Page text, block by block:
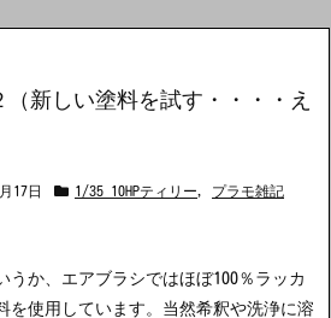
（新しい塗料を試す・・・・え
17日 1/35 10HPティリー プラモ雑記
うか、エアブラシではほぼ100％ラッカ
を使用しています。当然希釈や洗浄に溶